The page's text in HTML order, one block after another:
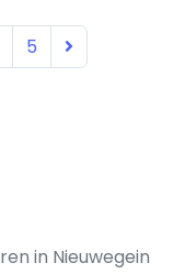
in Nieuwegein
5